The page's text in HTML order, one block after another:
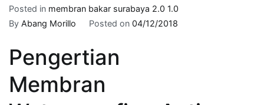
Spesifik
untuk
mencari
pasang
membran
Posted in membran bakar surabaya 2.0 1.0
By Abang Morillo Posted on 04/12/2018
Pengertian
Membran